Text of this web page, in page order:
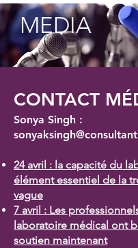
MEDIA
CONTACT
Sonya Singh :
24 avril : la capacité du
élément essentiel de la
vague
7 avril : Les
laboratoire médical ont
soutien maintenant